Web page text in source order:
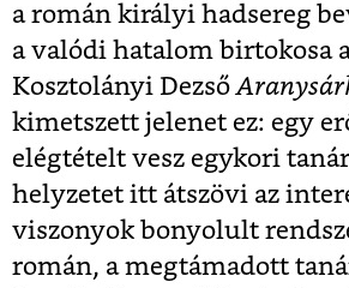
a román királyi hadsereg
a valódi hatalom birtokosa
Kosztolányi Dezső
kimetszett jelenet ez: egy
elégtételt vesz egykori
helyzetet itt átszövi az
viszonyok bonyolult
román, a megtámadott